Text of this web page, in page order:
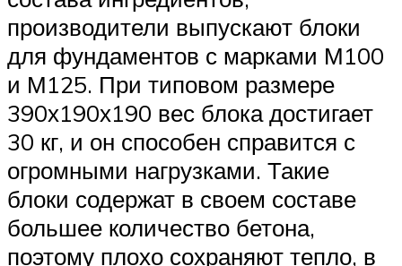
производители выпускают блоки
для фундаментов с марками М100
и М125. При типовом размере
390х190х190 вес блока достигает
30 кг, и он способен справится с
огромными нагрузками. Такие
блоки содержат в своем составе
большее количество бетона,
поэтому плохо сохраняют тепло, в